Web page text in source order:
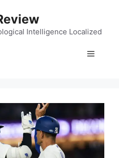
Intelligence Localized
Menu